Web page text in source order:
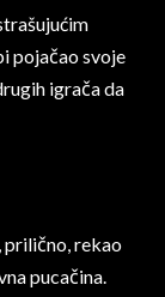
pojačao svoje
igrača da
prilično, rekao
pucačina.